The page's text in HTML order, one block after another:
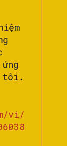
tôi.
vi/